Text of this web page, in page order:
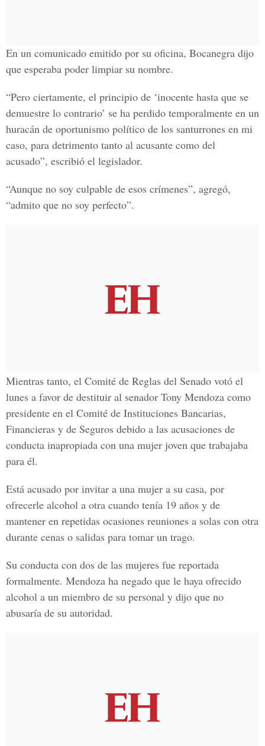
En un comunicado emitido por su oficina, Bocanegra dijo
que esperaba poder limpiar su nombre.
“Pero ciertamente, el principio de ‘inocente hasta que se
demuestre lo contrario’ se ha perdido temporalmente en un
huracán de oportunismo político de los santurrones en mi
caso, para detrimento tanto al acusante como del
acusado”, escribió el legislador.
“Aunque no soy culpable de esos crímenes”, agregó,
“admito que no soy perfecto”.
Mientras tanto, el Comité de Reglas del Senado votó el
lunes a favor de destituir al senador Tony Mendoza como
presidente en el Comité de Instituciones Bancarias,
Financieras y de Seguros debido a las acusaciones de
conducta inapropiada con una mujer joven que trabajaba
para él.
Está acusado por invitar a una mujer a su casa, por
ofrecerle alcohol a otra cuando tenía 19 años y de
mantener en repetidas ocasiones reuniones a solas con otra
durante cenas o salidas para tomar un trago.
Su conducta con dos de las mujeres fue reportada
formalmente. Mendoza ha negado que le haya ofrecido
alcohol a un miembro de su personal y dijo que no
abusaría de su autoridad.